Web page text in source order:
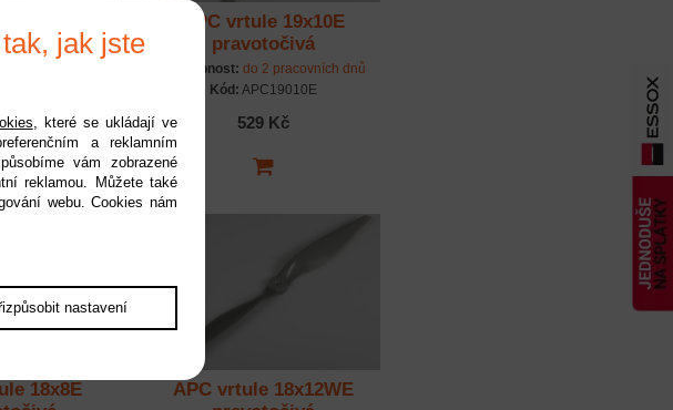
Kč
APC vrtule 19x10E
pravotočivá
Dostupnost: do 2 pracovních dnů
Kód: APC19010E
529 Kč
18x8E
APC vrtule 18x12WE
jak jste
, které se ukládají ve
a reklamním
vám zobrazené
reklamou. Můžete také
webu. Cookies nám
nastavení